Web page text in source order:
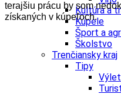
Kultúra a
Kúpele
Šport a
Školstvo
Trenčiansky kraj
Tipy
Výlet
terajšiu prácu by som
získaných v kúpeľoch.